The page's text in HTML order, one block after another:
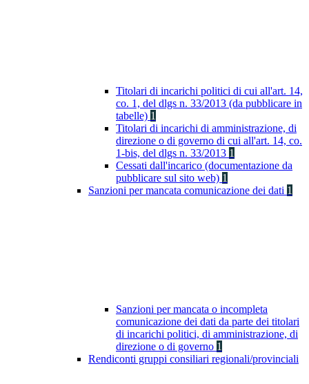
Titolari di incarichi politici di cui all'art. 14,
co. 1, del dlgs n. 33/2013 (da pubblicare in
tabelle) 1
Titolari di incarichi di amministrazione, di
direzione o di governo di cui all'art. 14, co.
1-bis, del dlgs n. 33/2013 1
Cessati dall'incarico (documentazione da
pubblicare sul sito web) 1
Sanzioni per mancata comunicazione dei dati 1
Sanzioni per mancata o incompleta
comunicazione dei dati da parte dei titolari
di incarichi politici, di amministrazione, di
direzione o di governo 1
Rendiconti gruppi consiliari regionali/provinciali